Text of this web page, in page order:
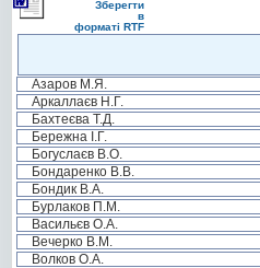
Зберегти
в
форматі RTF
Азаров М.Я.
Аркаллаєв Н.Г.
Бахтеєва Т.Д.
Бережна І.Г.
Богуслаєв В.О.
Бондаренко В.В.
Бондик В.А.
Бурлаков П.М.
Васильєв О.А.
Вечерко В.М.
Волков О.А.